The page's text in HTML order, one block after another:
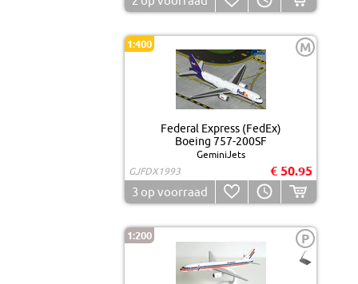
1:400 M
Federal Express (FedEx)
Boeing 757-200SF
GeminiJets
GJFDX1993
€ 50.95
3 op voorraad
1:200 P